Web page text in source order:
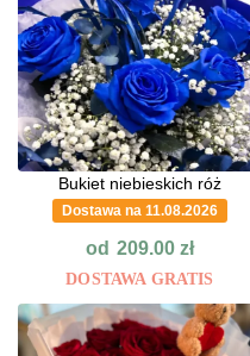
Bukiet niebieskich róż
Dostawa na 11.08.2026
od 209.00 zł
DOSTAWA GRATIS